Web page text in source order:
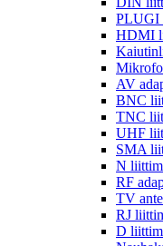
PLUGI
HDMI
AV
BNC
TNC
UHF
SMA
N
RF
TV
RJ
D